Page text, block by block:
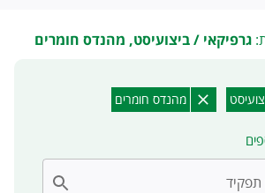
גרפיקאי / ביצועיסט, מהנדס חומרים
מהנדס חומרים